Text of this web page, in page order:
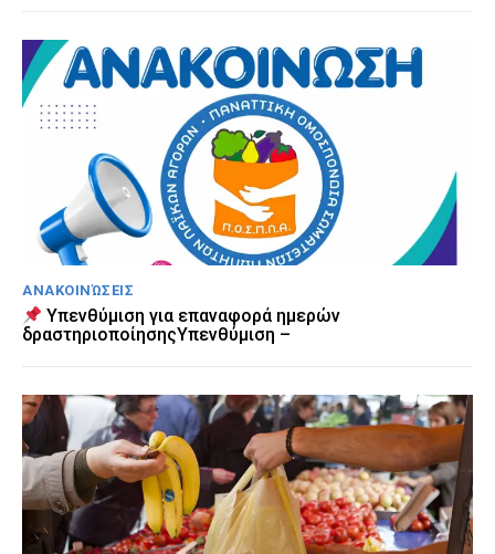
ΑΝΑΚΟΙΝΏΣΕΙΣ
Υπενθύμιση για επαναφορά ημερών
δραστηριοποίησηςΥπενθύμιση –